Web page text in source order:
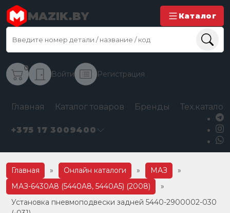
MAZIK.BY Каталог
0
Войти Регистрация
Главная Каталог товаров Бренды
+375 17 3009400
Главная » Онлайн каталоги » МАЗ
»
МАЗ-6430A8 (5440A8, 5440A5) (2008)
»
Установка пневмоподвески задней 5440-2900002-030